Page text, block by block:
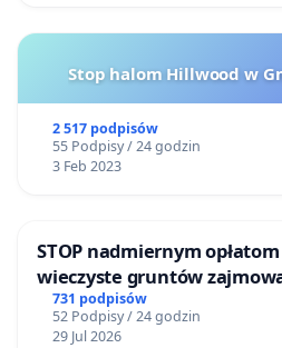
Stop halom Hillwood w
2 517 podpisów
55 Podpisy / 24 godzin
3 Feb 2023
STOP nadmiernym
wieczyste gruntów
ogrody działkowe.
731 podpisów
52 Podpisy / 24 godzin
29 Jul 2026